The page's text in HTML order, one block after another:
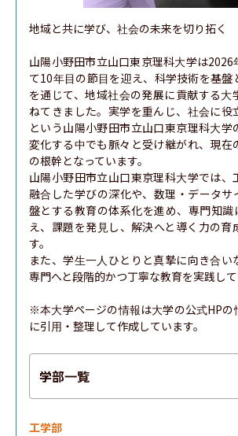
地域と共に学び、社会の未来を切り拓く
山陽小野田市立山口東京理科大学は2026
て10年目の節目を迎え、科学技術を基盤
を通じて、地域社会の発展に貢献する大
ねてきました。実学を重んじ、社会に役
という山陽小野田市立山口東京理科大学
変化する中でも脈々と受け継がれ、現在
の根幹となっています。
山陽小野田市立山口東京理科大学では、
融合した学びの深化や、数理・データサ
盤とする教育の体系化を進め、専門知識
え、課題を発見し、解決へと導く力の育
す。
また、学生一人ひとりと真摯に向き合い
専門へと段階的かつ丁寧な教育を実践して
※本大学ページの情報は大学の公式HPの
に引用・整理して作成しています。
学部一覧
工学部